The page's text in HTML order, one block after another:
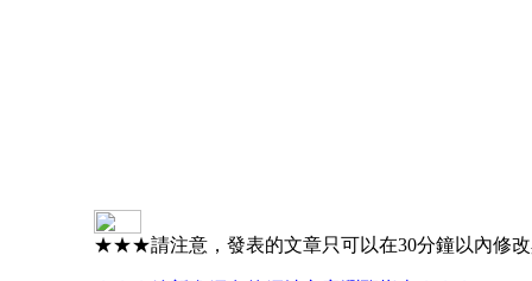
★★★請注意，發表的文章只可以在30分鐘以內修